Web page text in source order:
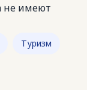
не имеют
Туризм